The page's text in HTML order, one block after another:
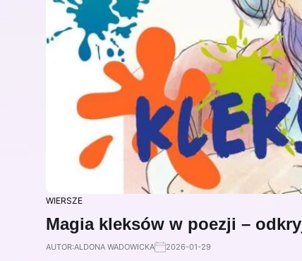
WIERSZE
Magia kleksów w poezji –
AUTOR:ALDONA WADOWICKA 2026-01-29